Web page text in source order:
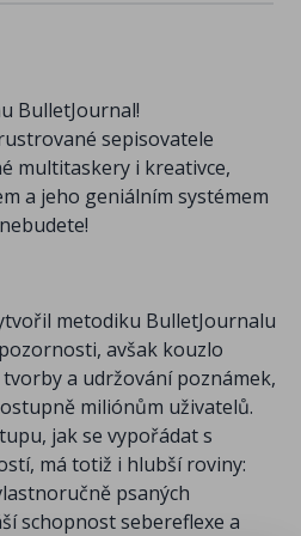
BulletJournal!
sepisovatele
multitaskery i kreativce,
a jeho geniálním systémem
metodiku BulletJournalu
avšak kouzlo
a udržování poznámek,
miliónům uživatelů.
jak se vypořádat s
má totiž i hlubší roviny:
psaných
schopnost sebereflexe a